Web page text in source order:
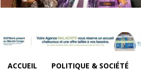
ACCUEIL POLITIQUE & SOCIÉTÉ